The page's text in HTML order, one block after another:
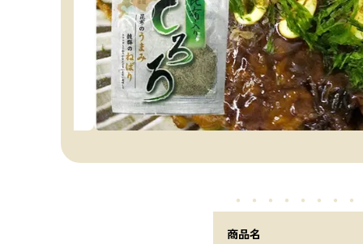
・・・・・ ・・
商品名